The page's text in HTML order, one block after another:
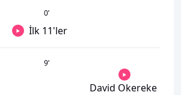
0’
İlk 11'ler
9’
David Okereke